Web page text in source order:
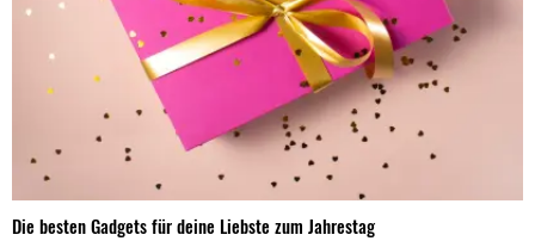
Die besten Gadgets für deine Liebste zum Jahrestag